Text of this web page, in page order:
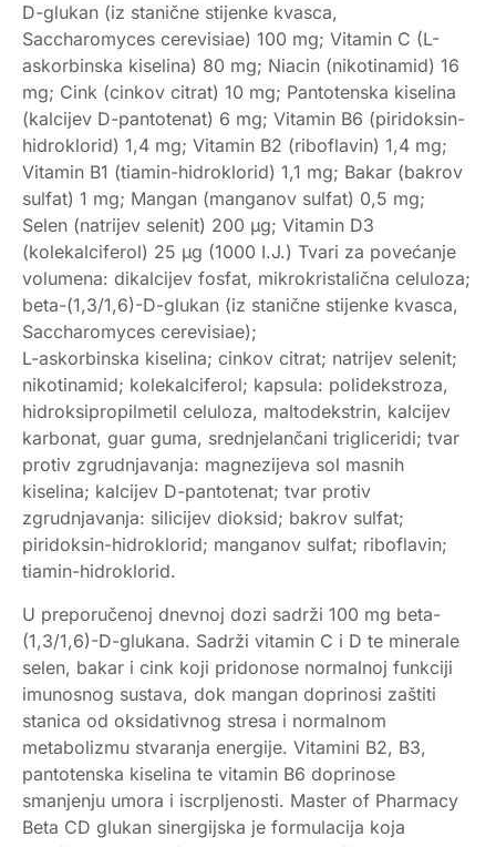
D-glukan (iz stanične stijenke kvasca,
Saccharomyces cerevisiae) 100 mg; Vitamin C (L-
askorbinska kiselina) 80 mg; Niacin (nikotinamid) 16
mg; Cink (cinkov citrat) 10 mg; Pantotenska kiselina
(kalcijev D-pantotenat) 6 mg; Vitamin B6 (piridoksin-
hidroklorid) 1,4 mg; Vitamin B2 (riboflavin) 1,4 mg;
Vitamin B1 (tiamin-hidroklorid) 1,1 mg; Bakar (bakrov
sulfat) 1 mg; Mangan (manganov sulfat) 0,5 mg;
Selen (natrijev selenit) 200 μg; Vitamin D3
(kolekalciferol) 25 μg (1000 I.J.) Tvari za povećanje
volumena: dikalcijev fosfat, mikrokristalična celuloza;
beta-(1,3/1,6)-D-glukan (iz stanične stijenke kvasca,
Saccharomyces cerevisiae);
L-askorbinska kiselina; cinkov citrat; natrijev selenit;
nikotinamid; kolekalciferol; kapsula: polidekstroza,
hidroksipropilmetil celuloza, maltodekstrin, kalcijev
karbonat, guar guma, srednjelančani trigliceridi; tvar
protiv zgrudnjavanja: magnezijeva sol masnih
kiselina; kalcijev D-pantotenat; tvar protiv
zgrudnjavanja: silicijev dioksid; bakrov sulfat;
piridoksin-hidroklorid; manganov sulfat; riboflavin;
tiamin-hidroklorid.
U preporučenoj dnevnoj dozi sadrži 100 mg beta-
(1,3/1,6)-D-glukana. Sadrži vitamin C i D te minerale
selen, bakar i cink koji pridonose normalnoj funkciji
imunosnog sustava, dok mangan doprinosi zaštiti
stanica od oksidativnog stresa i normalnom
metabolizmu stvaranja energije. Vitamini B2, B3,
pantotenska kiselina te vitamin B6 doprinose
smanjenju umora i iscrpljenosti. Master of Pharmacy
Beta CD glukan sinergijska je formulacija koja